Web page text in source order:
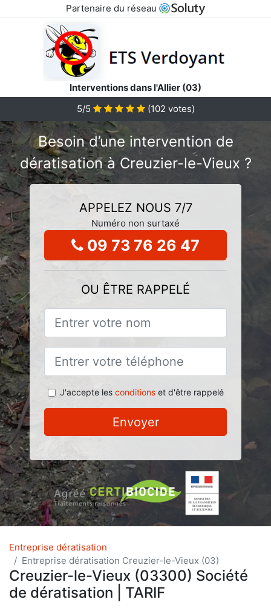
Partenaire du réseau
Interventions dans l'Allier (03)
5/5
(102 votes)
Besoin d’une intervention de
dératisation à Creuzier-le-Vieux ?
APPELEZ NOUS 7/7
Numéro non surtaxé
09 73 76 26 47
OU ÊTRE RAPPELÉ
J'accepte les conditionset d'être rappelé
Envoyer
Entreprise dératisation
Entreprise dératisation Creuzier-le-Vieux (03)
Creuzier-le-Vieux (03300) Société
de dératisation | TARIF